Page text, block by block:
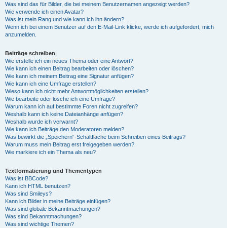
Was sind das für Bilder, die bei meinem Benutzernamen angezeigt werden?
Wie verwende ich einen Avatar?
Was ist mein Rang und wie kann ich ihn ändern?
Wenn ich bei einem Benutzer auf den E-Mail-Link klicke, werde ich aufgefordert, mich
anzumelden.
Beiträge schreiben
Wie erstelle ich ein neues Thema oder eine Antwort?
Wie kann ich einen Beitrag bearbeiten oder löschen?
Wie kann ich meinem Beitrag eine Signatur anfügen?
Wie kann ich eine Umfrage erstellen?
Wieso kann ich nicht mehr Antwortmöglichkeiten erstellen?
Wie bearbeite oder lösche ich eine Umfrage?
Warum kann ich auf bestimmte Foren nicht zugreifen?
Weshalb kann ich keine Dateianhänge anfügen?
Weshalb wurde ich verwarnt?
Wie kann ich Beiträge den Moderatoren melden?
Was bewirkt die „Speichern“-Schaltfläche beim Schreiben eines Beitrags?
Warum muss mein Beitrag erst freigegeben werden?
Wie markiere ich ein Thema als neu?
Textformatierung und Thementypen
Was ist BBCode?
Kann ich HTML benutzen?
Was sind Smileys?
Kann ich Bilder in meine Beiträge einfügen?
Was sind globale Bekanntmachungen?
Was sind Bekanntmachungen?
Was sind wichtige Themen?